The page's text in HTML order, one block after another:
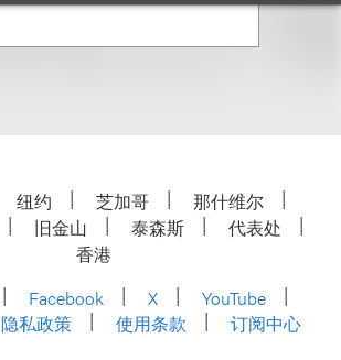
纽约 芝加哥
那什维尔
旧金山 泰森斯
代表处
香港
Facebook X
YouTube
隐私政策 使用条款 订阅中心